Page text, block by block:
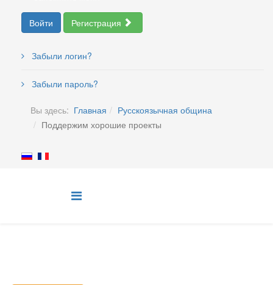
Войти Регистрация
Забыли логин?
Забыли пароль?
Вы здесь: Главная
Русскоязычная община
Поддержим хорошие проекты